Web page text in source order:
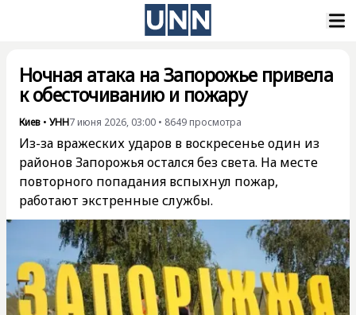
Ночная атака на Запорожье привела
к обесточиванию и пожару
Киев • УНН7 июня 2026, 03:00 • 8649 просмотра
Из-за вражеских ударов в воскресенье один из
районов Запорожья остался без света. На месте
повторного попадания вспыхнул пожар,
работают экстренные службы.